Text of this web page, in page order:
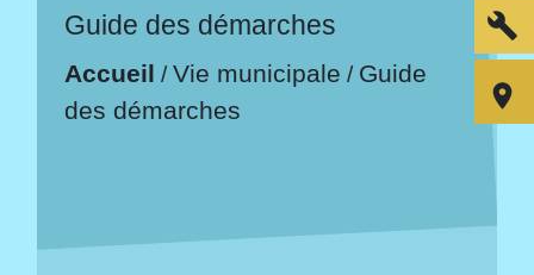
Guide des démarches
Accueil /Vie municipale / Guide
des démarches
build
room